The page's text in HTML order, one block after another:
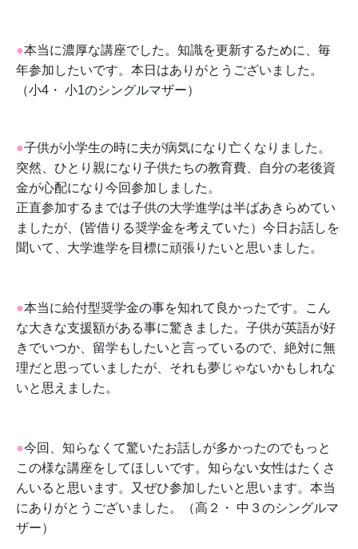
●本当に濃厚な講座でした。知識を更新するために、毎
年参加したいです。本日はありがとうございました。
（小4・ 小1のシングルマザー）
●子供が小学生の時に夫が病気になり亡くなりました。
突然、ひとり親になり子供たちの教育費、自分の老後資
金が心配になり今回参加しました。
正直参加するまでは子供の大学進学は半ばあきらめてい
ましたが、(皆借りる奨学金を考えていた）今日お話しを
聞いて、大学進学を目標に頑張りたいと思いました。
●本当に給付型奨学金の事を知れて良かったです。こん
な大きな支援額がある事に驚きました。子供が英語が好
きでいつか、留学もしたいと言っているので、絶対に無
理だと思っていましたが、それも夢じゃないかもしれな
いと思えました。
●今回、知らなくて驚いたお話しが多かったのでもっと
この様な講座をしてほしいです。知らない女性はたくさ
んいると思います。又ぜひ参加したいと思います。本当
にありがとうございました。（高２・ 中３のシングルマ
ザー）